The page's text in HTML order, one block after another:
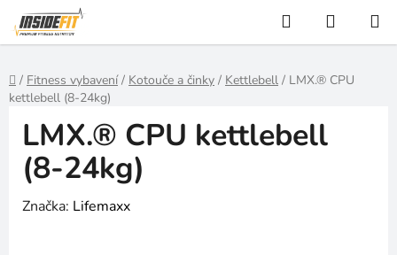
Přejít
na
obsah
Hledat
KOŠÍK
Domů
/ Fitness vybavení / Kotouče a činky / Kettlebell / LMX.® CPU
kettlebell (8-24kg)
LMX.® CPU kettlebell
(8-24kg)
Značka: Lifemaxx